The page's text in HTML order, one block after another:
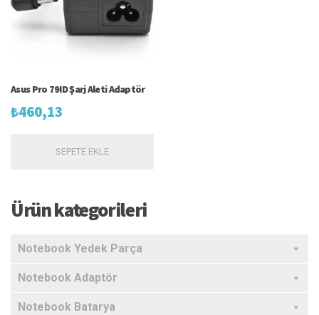
Asus Pro 79ID Şarj Aleti Adaptör
₺460,13
SEPETE EKLE
Ürün kategorileri
Notebook Yedek Parça
Notebook Adaptör
Notebook Batarya